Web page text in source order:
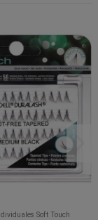
Soft Touch